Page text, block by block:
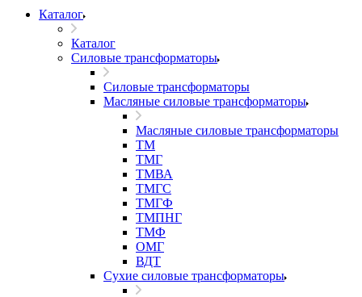
Каталог
Каталог
Силовые трансформаторы
Силовые трансформаторы
Масляные силовые трансформаторы
Масляные силовые трансформаторы
ТМ
ТМГ
ТМВА
ТМГС
ТМГФ
ТМПНГ
ТМФ
ОМГ
ВДТ
Сухие силовые трансформаторы